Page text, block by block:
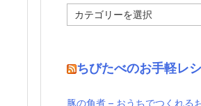
テ
ーちびたべのお手軽レ
豚の角煮 – おうちでつくれる